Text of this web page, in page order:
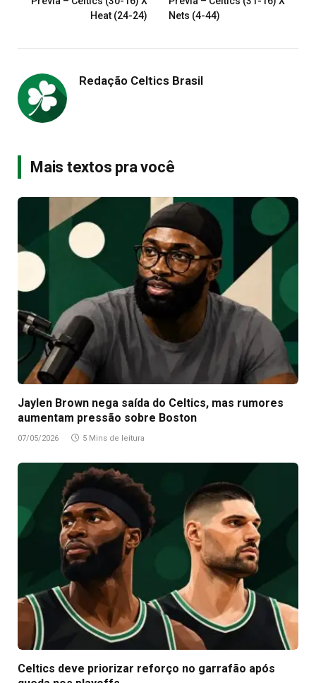
Heat (24-24)
Nets (4-44)
Redação Celtics Brasil
Mais textos pra você
Jaylen Brown nega saída do Celtics, mas rumores
aumentam pressão sobre Boston
07/05/2026 5 Mins de leitura
Celtics deve priorizar reforço no garrafão após